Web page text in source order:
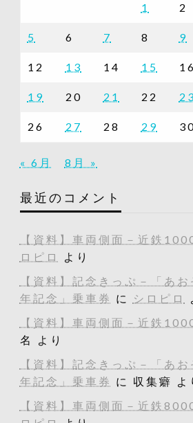
1 2
5 6 7 8 9
12 13 14 15 16
19 20 21 22 23
26 27 28 29
« 6月 8月 »
最近のコメント
【資料】車両側面－近鉄
ロピロ
より
【資料】記念きっぷ－「あ
年記念」乗車券 に シロピロ
【資料】車両側面－近鉄
名
より
【資料】記念きっぷ－「あ
年記念」乗車券 に 収集癖
よ
【資料】車両側面－近鉄